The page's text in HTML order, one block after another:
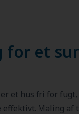
for et
et hus fri for
effektivt. Maling